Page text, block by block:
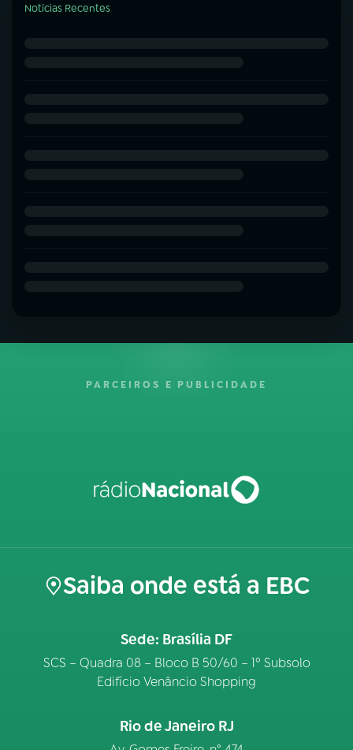
Notícias Recentes
PARCEIROS E PUBLICIDADE
Saiba onde está a EBC
Sede: Brasília DF
SCS – Quadra 08 – Bloco B 50/60 – 1º Subsolo
Edifício Venâncio Shopping
Rio de Janeiro RJ